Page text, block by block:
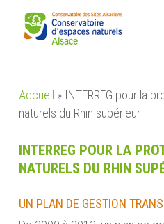
Accueil » INTERREG pour la
naturels du Rhin supérieur
INTERREG POUR LA
NATURELS DU RHIN
UN PLAN DE GESTION